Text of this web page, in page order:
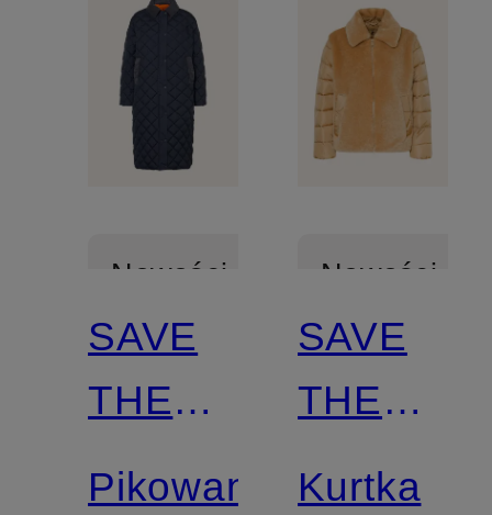
Nowości
Z
certyfikatem
SAVE
THE
DUCK
Pikowany
Nowości
Z
certyfikatem
SAVE
THE
DUCK
Kurtka